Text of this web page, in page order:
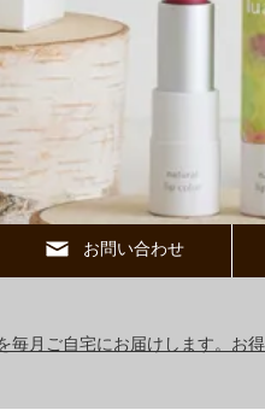
お問い合わせ
月ご自宅にお届けします。